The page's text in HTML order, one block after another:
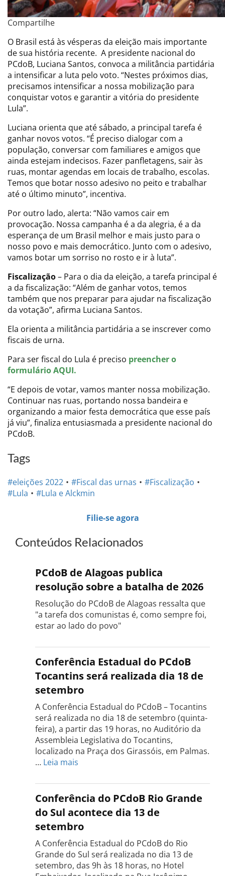
Compartilhe
O Brasil está às vésperas da eleição mais importante
de sua história recente. A presidente nacional do
PCdoB, Luciana Santos, convoca a militância partidária
a intensificar a luta pelo voto. “Nestes próximos dias,
precisamos intensificar a nossa mobilização para
conquistar votos e garantir a vitória do presidente
Lula”.
Luciana orienta que até sábado, a principal tarefa é
ganhar novos votos. “É preciso dialogar com a
população, conversar com familiares e amigos que
ainda estejam indecisos. Fazer panfletagens, sair às
ruas, montar agendas em locais de trabalho, escolas.
Temos que botar nosso adesivo no peito e trabalhar
até o último minuto”, incentiva.
Por outro lado, alerta: “Não vamos cair em
provocação. Nossa campanha é a da alegria, é a da
esperança de um Brasil melhor e mais justo para o
nosso povo e mais democrático. Junto com o adesivo,
vamos botar um sorriso no rosto e ir à luta”.
Fiscalização– Para o dia da eleição, a tarefa principal é
a da fiscalização: “Além de ganhar votos, temos
também que nos preparar para ajudar na fiscalização
da votação”, afirma Luciana Santos.
Ela orienta a militância partidária a se inscrever como
fiscais de urna.
Para ser fiscal do Lula é preciso preencher o
formulário AQUI.
“E depois de votar, vamos manter nossa mobilização.
Continuar nas ruas, portando nossa bandeira e
organizando a maior festa democrática que esse país
já viu”, finaliza entusiasmada a presidente nacional do
PCdoB.
Tags
#eleições 2022 #Fiscal das urnas
#Fiscalização
#Lula
#Lula e Alckmin
Filie-se agora
Conteúdos Relacionados
PCdoB de Alagoas publica
resolução sobre a batalha de 2026
Resolução do PCdoB de Alagoas ressalta que
"a tarefa dos comunistas é, como sempre foi,
estar ao lado do povo"
Conferência Estadual do PCdoB
Tocantins será realizada dia 18 de
setembro
A Conferência Estadual do PCdoB – Tocantins
será realizada no dia 18 de setembro (quinta-
feira), a partir das 19 horas, no Auditório da
Assembleia Legislativa do Tocantins,
localizado na Praça dos Girassóis, em Palmas.
… Leia mais
Estadual
do
PCdoB
Tocantins
será
realizada
dia
18
de
Conferência do PCdoB Rio Grande
do Sul acontece dia 13 de
setembro
A Conferência Estadual do PCdoB do Rio
Grande do Sul será realizada no dia 13 de
setembro, das 9h às 18 horas, no Hotel